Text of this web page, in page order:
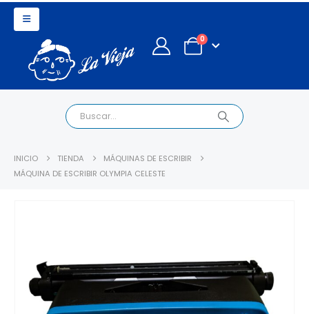
0
INICIO TIENDA
MÁQUINAS DE ESCRIBIR
MÁQUINA DE ESCRIBIR OLYMPIA CELESTE